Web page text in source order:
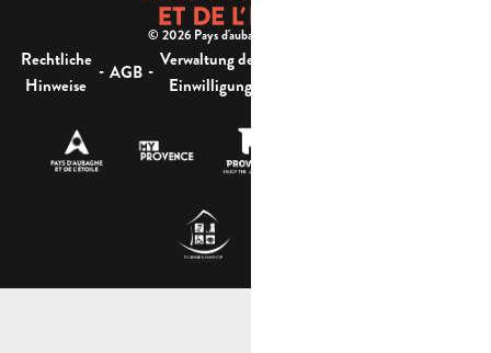
© 2026 Pays d'aubagne et de l'étoile -
Rechtliche
Hinweise
- AGB - Verwaltung der
Einwilligung